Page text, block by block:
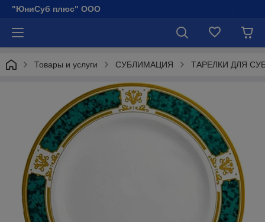
"ЮниСуб плюс" ООО
Товары и услуги СУБЛИМАЦИЯ ТАРЕЛКИ ДЛЯ